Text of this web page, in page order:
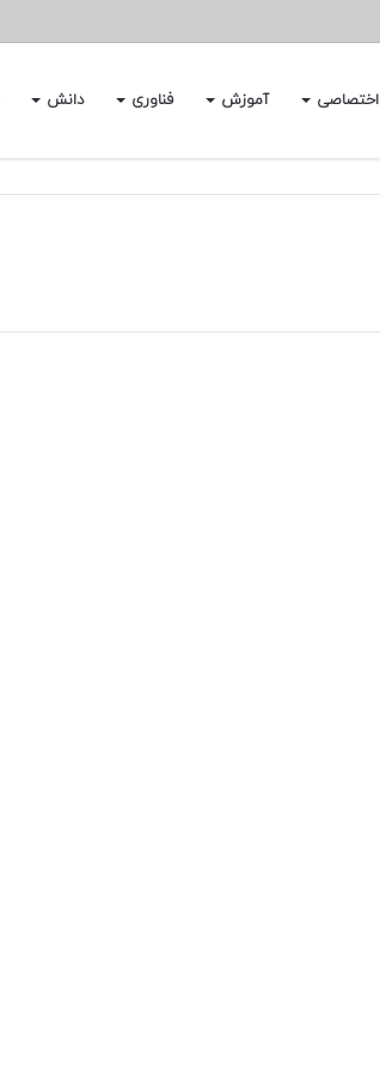
اختصاصی آموزش فناوری دانش